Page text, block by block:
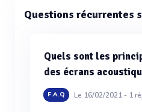
Questions récurrentes
Quels sont les
des écrans
F.A.Q Le 16/02/2021 - 1